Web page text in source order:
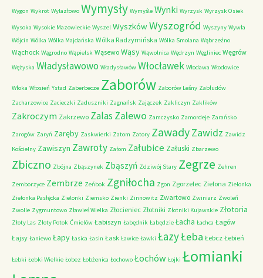
Wygon Wykrot Wylazłowo Wymysły Wymyśle Wynki Wyrzysk Wyrzysk Osiek
Wysoka Wysokie Mazowieckie Wyszel WyszkówWyszogród Wyszyny Wywła
Wójcin Wólka Wólka Majdańska Wólka Radzymińska Wólka Smolana Wąbrzeźno
Wąchock Wągrodno Wąpielsk Wąsewo Wąsy Wąwolnica Wędrzyn Węgliniec Węgrów
Wężyska Władysławowo Władysławów Włocławek Włodawa Włodowice
Włoka Włosień Ystad Zaberbecze Zaborów Zaborów Leśny Zabłudów
Zacharzowice Zacieczki Zaduszniki Zagnańsk Zajączek Zakliczyn Zaklików
Zakroczym Zakrzewo ZalasZalewo Zamczysko Zamordeje Zarańsko
Zarogów Zaryń Zaręby Zaskwierki Zatom Zatory ZawadyZawidz Zawidz
Kościelny Zawiszyn Zawroty Załom Załubice Załuski Zbarzewo
Zbiczno Zbójna Zbąszynek Zbąszyń Zdziwój Stary Zegrze Zehren
Zemborzyce Zembrze Zeńbok Zgniłocha Zgon Zgorzelec Zielona Zielonka
Zielonka Pasłęcka Zielonki Ziemsko Zienki Zinnowitz Zwartowo Zwiniarz Zwoleń
Zwolle Zygmuntowo Zławieś Wielka Złocieniec Złotniki Złotniki Kujawskie Złotoria
Złoty Las Złoty Potok Ćmielów Łabiszyn Łabędnik Łabędzie Łacha Łachca Łagów
Łajsy Łaniewo Łapy Łasica Łasin Łask Ławice Ławki ŁazyŁeba Łebcz Łebień
Łebki Łebki Wielkie Łobez Łobżenica Łochowo Łochów Łojki Łomianki